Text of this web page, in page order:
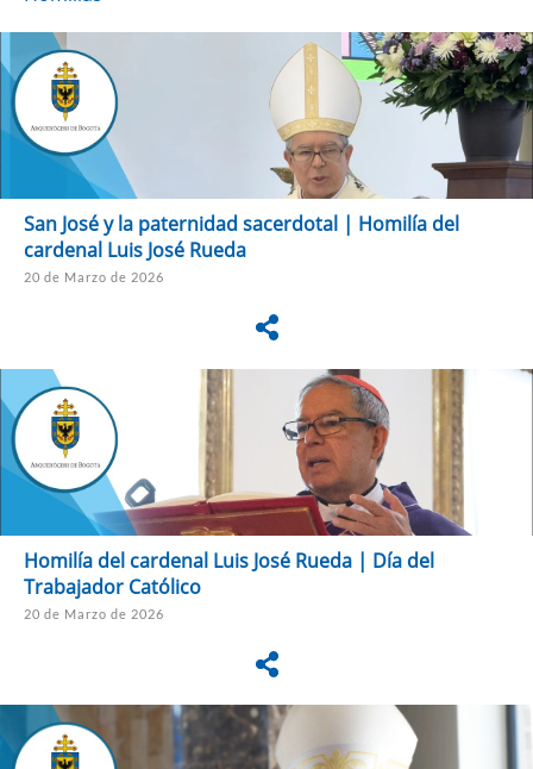
San José y la paternidad sacerdotal | Homilía del
cardenal Luis José Rueda
20 de Marzo de 2026
Homilía del cardenal Luis José Rueda | Día del
Trabajador Católico
20 de Marzo de 2026